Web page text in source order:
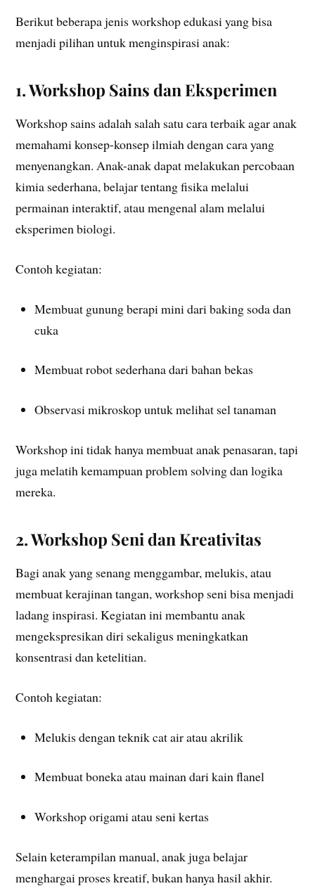
Berikut beberapa jenis workshop edukasi yang bisa
menjadi pilihan untuk menginspirasi anak:
1. Workshop Sains dan Eksperimen
Workshop sains adalah salah satu cara terbaik agar anak
memahami konsep-konsep ilmiah dengan cara yang
menyenangkan. Anak-anak dapat melakukan percobaan
kimia sederhana, belajar tentang fisika melalui
permainan interaktif, atau mengenal alam melalui
eksperimen biologi.
Contoh kegiatan:
Membuat gunung berapi mini dari baking soda dan
cuka
Membuat robot sederhana dari bahan bekas
Observasi mikroskop untuk melihat sel tanaman
Workshop ini tidak hanya membuat anak penasaran, tapi
juga melatih kemampuan problem solving dan logika
mereka.
2. Workshop Seni dan Kreativitas
Bagi anak yang senang menggambar, melukis, atau
membuat kerajinan tangan, workshop seni bisa menjadi
ladang inspirasi. Kegiatan ini membantu anak
mengekspresikan diri sekaligus meningkatkan
konsentrasi dan ketelitian.
Contoh kegiatan:
Melukis dengan teknik cat air atau akrilik
Membuat boneka atau mainan dari kain flanel
Workshop origami atau seni kertas
Selain keterampilan manual, anak juga belajar
menghargai proses kreatif, bukan hanya hasil akhir.